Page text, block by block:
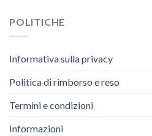
POLITICHE
Informativa sulla privacy
Politica di rimborso e reso
Termini e condizioni
Informazioni